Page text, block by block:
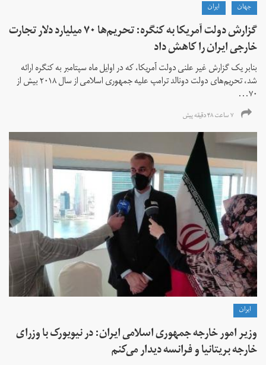
جهان ايران
گزارش دولت آمریکا به کنگره: تحریم‌ها ۷۰ میلیارد دلار تجارت
خارجی ایران را کاهش داد
بنابر یک گزارش غیر علنی دولت آمریکا، که در اوایل ماه سپتامبر به کنگره ارائه
شد، تحریم‌های دولت دونالد ترامپ علیه جمهوری اسلامی از سال ۲۰۱۸ بیش از
۷۰...
۷ ساعت ۴۸ دقیقه پیش
ايران
وزیر امور خارجه جمهوری اسلامی ایران: در نیویورک با وزرای
خارجه بریتانیا و فرانسه دیدار می‌کنم